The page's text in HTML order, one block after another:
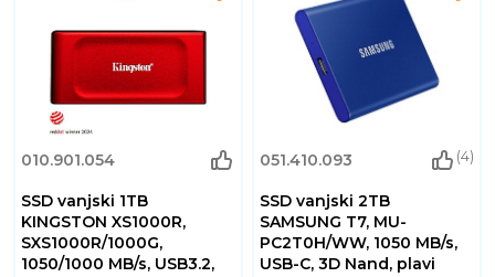
010.901.054
SSD vanjski 1TB
KINGSTON XS1000R,
SXS1000R/1000G,
1050/1000 MB/s, USB3.2,
051.410.093 (4)
SSD vanjski 2TB
SAMSUNG T7, MU-
PC2T0H/WW, 1050 MB/s,
USB-C, 3D Nand, plavi